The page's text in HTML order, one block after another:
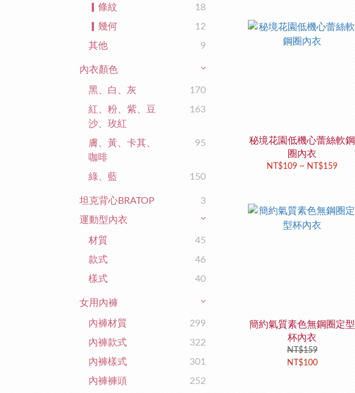
▎條紋
18
▎幾何
12
其他
9
內衣顏色
黑、白、灰
170
紅、粉、紫、豆
沙、玫紅
163
膚、黃、卡其、
咖啡
95
綠、藍 150
坦克背心BRATOP
3
運動型內衣
材質
45
款式
46
樣式
40
女用內褲
內褲材質
299
內褲款式
322
內褲樣式
301
內褲褲頭
252
秘境花園低機心蕾絲軟鋼
圈內衣
NT$109 ~ NT$159
簡約氣質素色無鋼圈定型
杯內衣
NT$159
NT$100